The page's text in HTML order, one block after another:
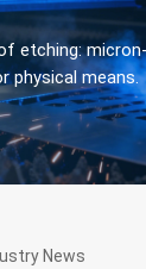
etching:
physical means.
News